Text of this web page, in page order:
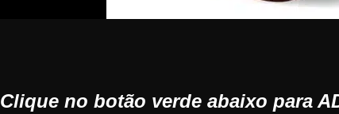
Clique no botão verde abaixo para